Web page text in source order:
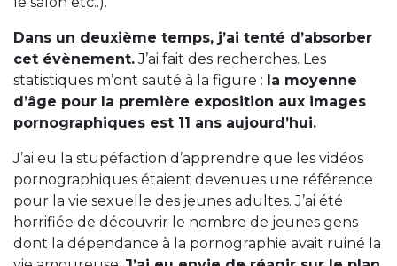
Dans un deuxième temps, j’ai tenté d’absorber
cet évènement.J’ai fait des recherches. Les
statistiques m’ont sauté à la figure : la moyenne
d’âge pour la première exposition aux images
pornographiques est 11 ans aujourd’hui.
J’ai eu la stupéfaction d’apprendre que les vidéos
pornographiques étaient devenues une référence
pour la vie sexuelle des jeunes adultes. J’ai été
horrifiée de découvrir le nombre de jeunes gens
dont la dépendance à la pornographie avait ruiné la